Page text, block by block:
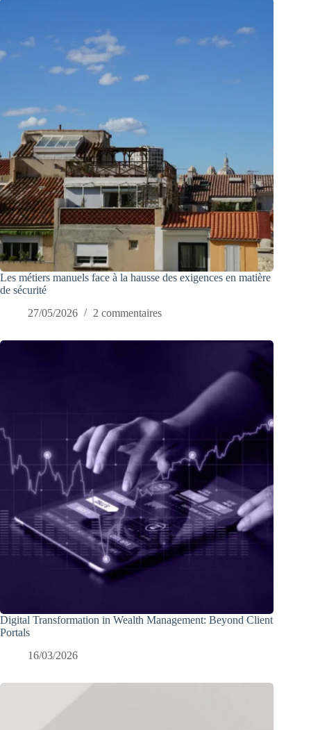
Les métiers manuels face à la hausse des exigences en matière
de sécurité
27/05/2026
2 commentaires
Digital Transformation in Wealth Management: Beyond Client
Portals
16/03/2026